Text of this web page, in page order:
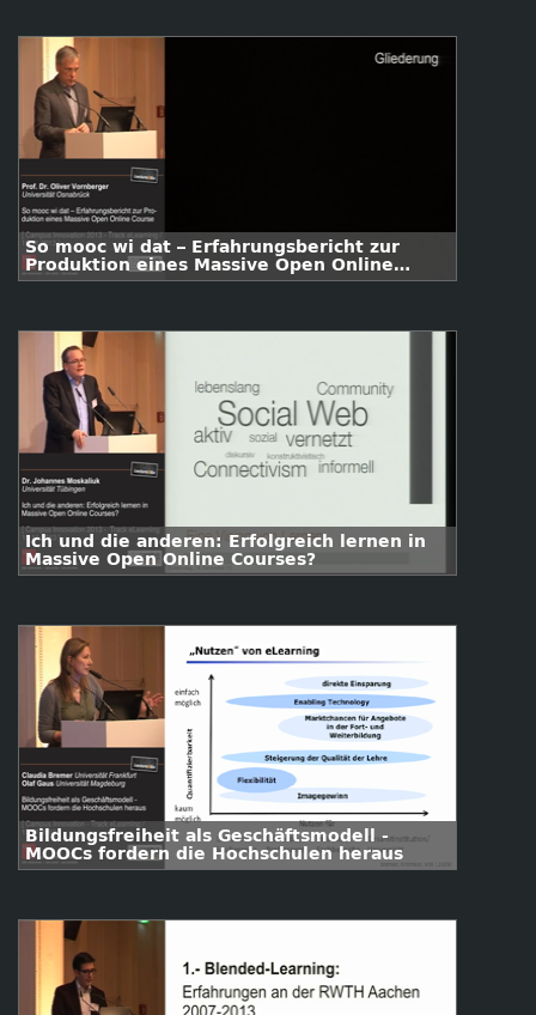
So mooc wi dat – Erfahrungsbericht zur
Produktion eines Massive Open Online
Course
Ich und die anderen: Erfolgreich lernen in
Massive Open Online Courses?
Bildungsfreiheit als Geschäftsmodell -
MOOCs fordern die Hochschulen heraus